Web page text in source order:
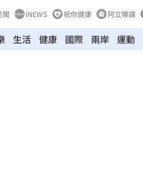
聞 iNEWS 祝你健康 阿立導讀
生活 健康 國際 兩岸 運動